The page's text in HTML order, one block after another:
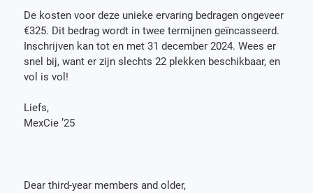
De kosten voor deze unieke ervaring bedragen ongeveer
€325. Dit bedrag wordt in twee termijnen geïncasseerd.
Inschrijven kan tot en met 31 december 2024. Wees er
snel bij, want er zijn slechts 22 plekken beschikbaar, en
vol is vol!
Liefs,
MexCie ’25
Dear third-year members and older,